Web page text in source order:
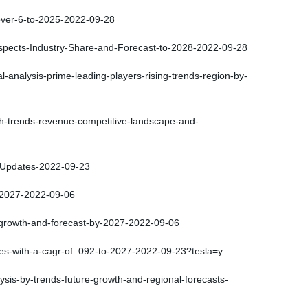
6-to-2025-2022-09-28
Industry-Share-and-Forecast-to-2028-2022-09-28
analysis-prime-leading-players-rising-trends-region-by-
trends-revenue-competitive-landscape-and-
2022-09-23
2022-09-06
and-forecast-by-2027-2022-09-06
with-a-cagr-of–092-to-2027-2022-09-23?tesla=y
by-trends-future-growth-and-regional-forecasts-